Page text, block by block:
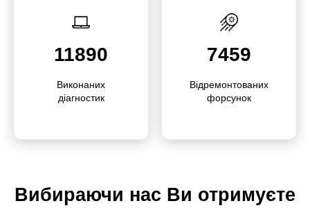
11890
Викона­них
діагностик
7459
Відре­мон­то­ваних
форсунок
Вибираючи нас Ви отримуєте